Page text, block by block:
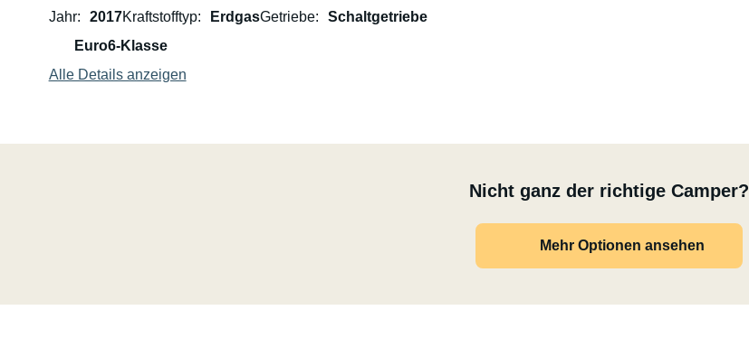
Im Sitzbereich befinden sich zwei Sitze. Vor dem Kühlschrank kann ein schmaler Hocker platziert werden.
Jahr
2017Kraftstofftyp ErdgasGetriebe
Schaltgetriebe
Euro6-Klasse
Alle Details anzeigen
Nicht ganz der richtige Camper?
Mehr Optionen ansehen